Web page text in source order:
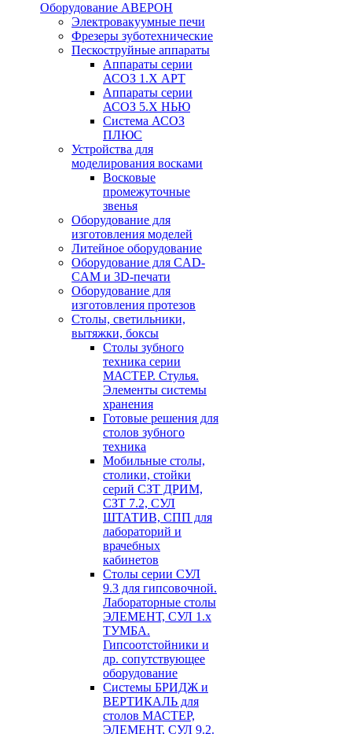
Оборудование АВЕРОН
Электровакуумные печи
Фрезеры зуботехнические
Пескоструйные аппараты
Аппараты серии
АСОЗ 1.Х АРТ
Аппараты серии
АСОЗ 5.Х НЬЮ
Система АСОЗ
ПЛЮС
Устройства для
моделирования восками
Восковые
промежуточные
звенья
Оборудование для
изготовления моделей
Литейное оборудование
Оборудование для CAD-
CAM и 3D-печати
Оборудование для
изготовления протезов
Cтолы, светильники,
вытяжки, боксы
Столы зубного
техника серии
МАСТЕР. Стулья.
Элементы системы
хранения
Готовые решения для
столов зубного
техника
Мобильные столы,
столики, стойки
серий СЗТ ДРИМ,
СЗТ 7.2, СУЛ
ШТАТИВ, СПП для
лабораторий и
врачебных
кабинетов
Столы серии СУЛ
9.3 для гипсовочной.
Лабораторные столы
ЭЛЕМЕНТ, СУЛ 1.х
ТУМБА.
Гипсоотстойники и
др. сопутствующее
оборудование
Системы БРИДЖ и
ВЕРТИКАЛЬ для
столов МАСТЕР,
ЭЛЕМЕНТ, СУЛ 9.2.